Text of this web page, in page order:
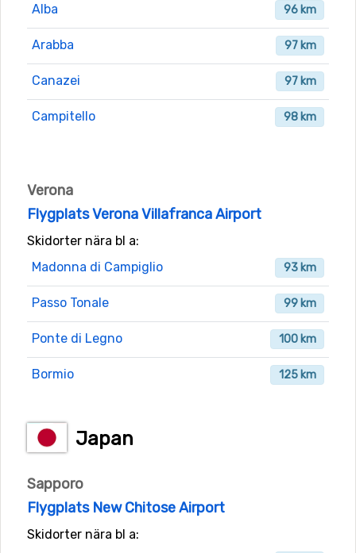
Alba
96 km
Arabba 97 km
Canazei 97 km
Campitello 98 km
Verona
Flygplats Verona Villafranca Airport
Skidorter nära bl a:
Madonna di Campiglio
93 km
Passo Tonale 99 km
Ponte di Legno 100 km
Bormio 125 km
Japan
Sapporo
Flygplats New Chitose Airport
Skidorter nära bl a: